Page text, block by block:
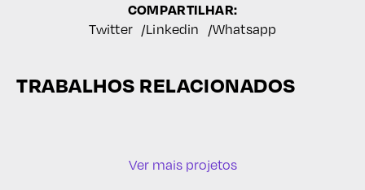
COMPARTILHAR:
Twitter Linkedin Whatsapp
TRABALHOS RELACIONADOS
Ver mais projetos